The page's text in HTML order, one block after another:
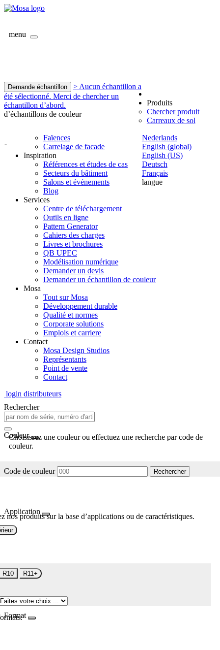
menu
Demande échantillon
> Aucun échantillon a
été sélectionné. Merci de chercher un
échantillon d’abord.
d’échantillons de couleur
-
Nederlands
English (global)
English (US)
Deutsch
Français
langue
Produits
Chercher produit
Carreaux de sol
Faïences
Carrelage de facade
Inspiration
Références et études de cas
Secteurs du bâtiment
Salons et événements
Blog
Services
Centre de téléchargement
Outils en ligne
Pattern Generator
Cahiers des charges
Livres et brochures
QB UPEC
Modélisation numérique
Demander un devis
Demander un échantillon de couleur
Mosa
Tout sur Mosa
Développement durable
Qualité et normes
Corporate solutions
Emplois et carriere
Contact
Mosa Design Studios
Représentants
Point de vente
Contact
login distributeurs
Rechercher
Couleur
Choisissez une couleur ou effectuez une recherche par code de
couleur.
Code de couleur Rechercher
Application
nos produits sur la base d’applications ou de caractéristiques.
R10 R11+
Format